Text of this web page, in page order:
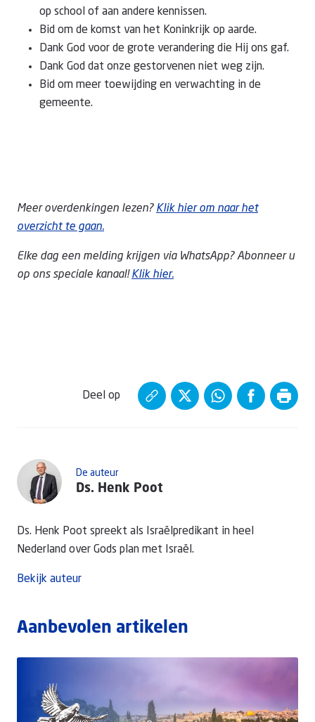
op school of aan andere kennissen.
Bid om de komst van het Koninkrijk op aarde.
Dank God voor de grote verandering die Hij ons gaf.
Dank God dat onze gestorvenen niet weg zijn.
Bid om meer toewijding en verwachting in de
gemeente.
Meer overdenkingen lezen? Klik hier om naar het
overzicht te gaan.
Elke dag een melding krijgen via WhatsApp? Abonneer u
op ons speciale kanaal! Klik hier.
De auteur
Ds. Henk Poot
Ds. Henk Poot spreekt als Israëlpredikant in heel
Nederland over Gods plan met Israël.
Bekijk auteur
Deel op
Aanbevolen artikelen